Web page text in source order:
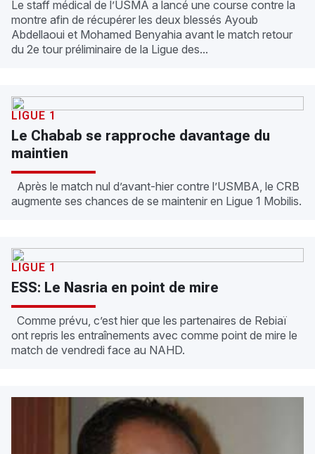
Le staff médical de l’USMA a lancé une course contre la
montre afin de récupérer les deux blessés Ayoub
Abdellaoui et Mohamed Benyahia avant le match retour
du 2e tour préliminaire de la Ligue des...
LIGUE 1
Le Chabab se rapproche davantage du
maintien
Après le match nul d’avant-hier contre l’USMBA, le CRB
augmente ses chances de se maintenir en Ligue 1 Mobilis.
LIGUE 1
ESS: Le Nasria en point de mire
Comme prévu, c’est hier que les partenaires de Rebiaï
ont repris les entraînements avec comme point de mire le
match de vendredi face au NAHD.